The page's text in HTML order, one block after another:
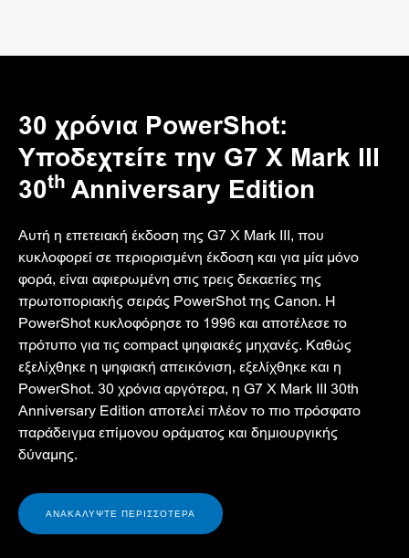
30 χρόνια PowerShot:
Υποδεχτείτε την G7 X Mark III
30th Anniversary Edition
Αυτή η επετειακή έκδοση της G7 X Mark III, που
κυκλοφορεί σε περιορισμένη έκδοση και για μία μόνο
φορά, είναι αφιερωμένη στις τρεις δεκαετίες της
πρωτοποριακής σειράς PowerShot της Canon. Η
PowerShot κυκλοφόρησε το 1996 και αποτέλεσε το
πρότυπο για τις compact ψηφιακές μηχανές. Καθώς
εξελίχθηκε η ψηφιακή απεικόνιση, εξελίχθηκε και η
PowerShot. 30 χρόνια αργότερα, η G7 X Mark III 30th
Anniversary Edition αποτελεί πλέον το πιο πρόσφατο
παράδειγμα επίμονου οράματος και δημιουργικής
δύναμης.
ΑΝΑΚΑΛΥΨΤΕ ΠΕΡΙΣΣΟΤΕΡΑ